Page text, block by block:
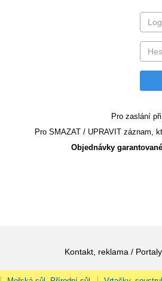
Pro zaslání
Pro SMAZAT / UPRAVIT záznam,
Objednávky
Kontakt, reklama /